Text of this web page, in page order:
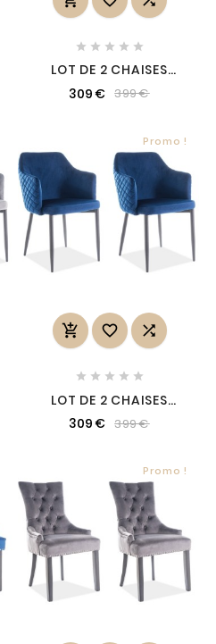
    
LOT DE 2 CHAISES
VELOURS DE QUALITÉ,
309 € 399 €
Promo !
  
    
LOT DE 2 CHAISES
VELOURS DE QUALITÉ,
309 € 399 €
Promo !